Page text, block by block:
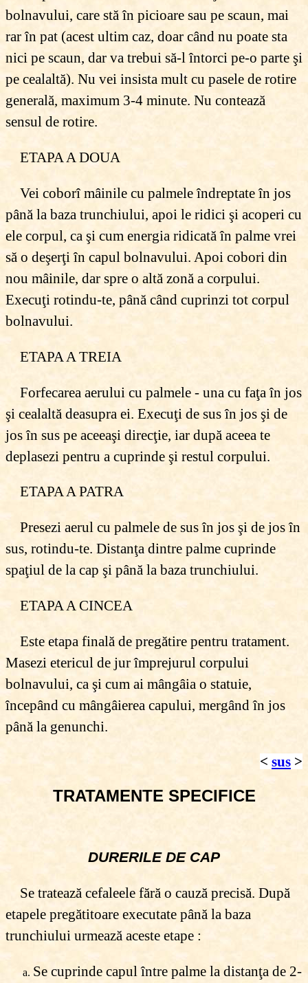
bolnavului, care stă în picioare sau pe scaun, mai
rar în pat (acest ultim caz, doar când nu poate sta
nici pe scaun, dar va trebui să-l întorci pe-o parte şi
pe cealaltă). Nu vei insista mult cu pasele de rotire
generală, maximum 3-4 minute. Nu contează
sensul de rotire.
ETAPA A DOUA
Vei coborî mâinile cu palmele îndreptate în jos
până la baza trunchiului, apoi le ridici şi acoperi cu
ele corpul, ca şi cum energia ridicată în palme vrei
să o deşerţi în capul bolnavului. Apoi cobori din
nou mâinile, dar spre o altă zonă a corpului.
Execuţi rotindu-te, până când cuprinzi tot corpul
bolnavului.
ETAPA A TREIA
Forfecarea aerului cu palmele - una cu faţa în jos
şi cealaltă deasupra ei. Execuţi de sus în jos şi de
jos în sus pe aceeaşi direcţie, iar după aceea te
deplasezi pentru a cuprinde şi restul corpului.
ETAPA A PATRA
Presezi aerul cu palmele de sus în jos şi de jos în
sus, rotindu-te. Distanţa dintre palme cuprinde
spaţiul de la cap şi până la baza trunchiului.
ETAPA A CINCEA
Este etapa finală de pregătire pentru tratament.
Masezi etericul de jur împrejurul corpului
bolnavului, ca şi cum ai mângâia o statuie,
începând cu mângâierea capului, mergând în jos
până la genunchi.
< sus >
TRATAMENTE SPECIFICE
DURERILE DE CAP
Se tratează cefaleele fără o cauză precisă. După
etapele pregătitoare executate până la baza
trunchiului urmează aceste etape :
Se cuprinde capul între palme la distanţa de 2-